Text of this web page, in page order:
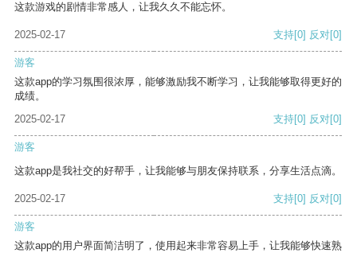
这款游戏的剧情非常感人，让我久久不能忘怀。
2025-02-17 支持[0] 反对[0]
游客
这款app的学习氛围很浓厚，能够激励我不断学习，让我能够取得更好的
成绩。
2025-02-17
支持[0] 反对[0]
游客
这款app是我社交的好帮手，让我能够与朋友保持联系，分享生活点滴。
2025-02-17 支持[0] 反对[0]
游客
这款app的用户界面简洁明了，使用起来非常容易上手，让我能够快速熟